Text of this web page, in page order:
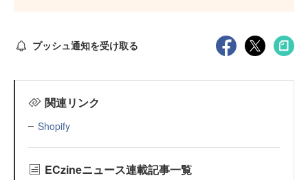
プッシュ通知を受け取る
関連リンク
Shopify
ECzineニュース連載記事一覧